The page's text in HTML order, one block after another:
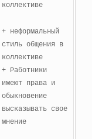
коллективе
+ неформальный
стиль общения в
коллективе
+ Работники
имеют права и
обыкновение
высказывать свое
мнение